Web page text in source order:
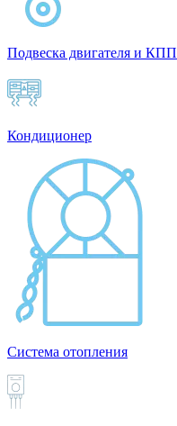
Подвеска двигателя и КПП
Кондиционер
Система отопления